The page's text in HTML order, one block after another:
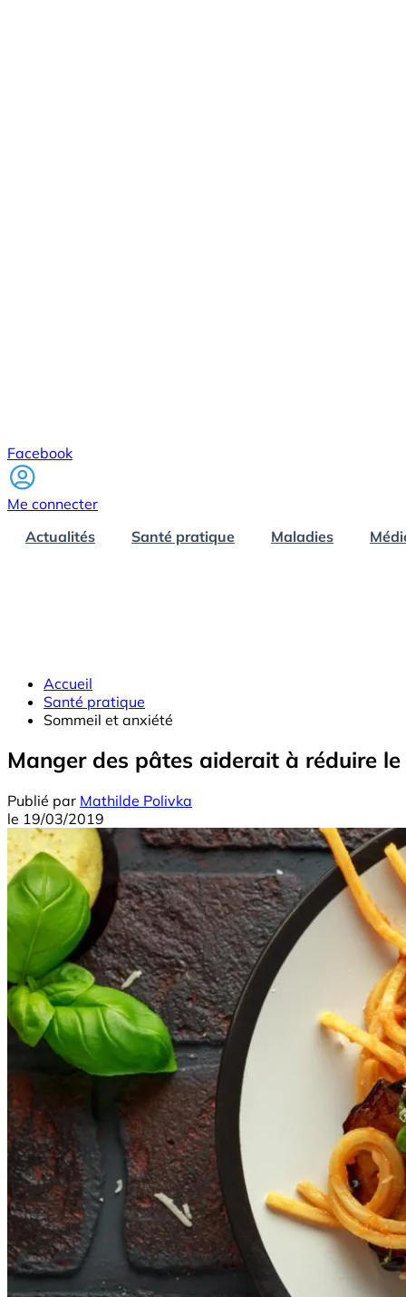
Facebook
Me connecter
Actualités
Santé pratique Maladies
Accueil
Santé pratique
Sommeil et anxiété
Manger des pâtes aiderait à réduire
Publié par Mathilde Polivka
le 19/03/2019